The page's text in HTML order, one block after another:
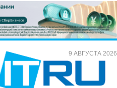
9 АВГУСТА 2026